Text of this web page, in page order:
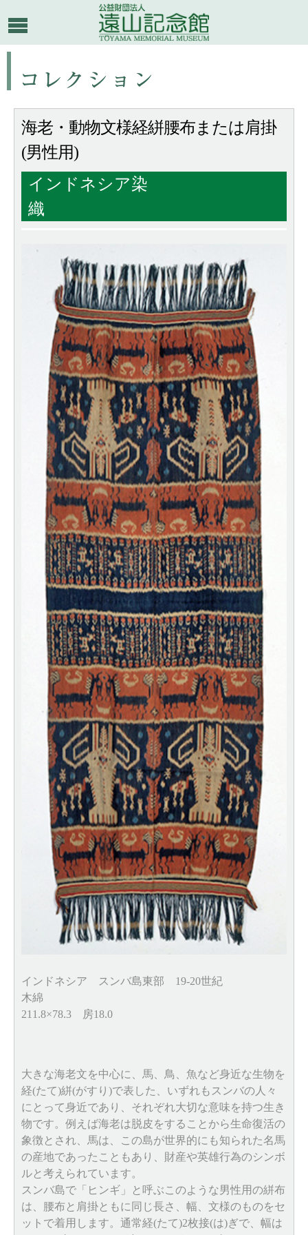
海老・動物文様経絣腰布または肩掛
(男性用)
インドネシア染
織
インドネシア スンバ島東部 19-20世紀
木綿
211.8×78.3 房18.0
大きな海老文を中心に、馬、鳥、魚など身近な生物を
経(たて)絣(がすり)で表した、いずれもスンバの人々
にとって身近であり、それぞれ大切な意味を持つ生き
物です。例えば海老は脱皮をすることから生命復活の
象徴とされ、馬は、この島が世界的にも知られた名馬
の産地であったこともあり、財産や英雄行為のシンボ
ルと考えられています。
スンバ島で「ヒンギ」と呼ぶこのような男性用の絣布
は、腰布と肩掛ともに同じ長さ、幅、文様のものをセ
ットで着用します。通常経(たて)2枚接(は)ぎで、幅は